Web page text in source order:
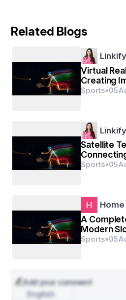
କେତେ ଦୁଃଖ ଅଶ୍ରୁ ନୟନୁ ଝରିବ,
କେତେ ନିନ୍ଦା ମିଳୁଥିବ,
ସମସ୍ତ ତ୍ରୁଟିର ଅନ୍ତ ଘଟିଯିବ,
ପୁଣି ସମ୍ମାନ ଫେରିବ।
ମୁଖରେ ରହିବ ଦେଶ ଜୟ ଧ୍ଵନି,
ହୃଦୟରେ ଦେଶ ପ୍ରେମ,
ସଂଘର୍ଷ ପାହାଚ ଚଢି ଚଢି କରି,
ହଟିଗଲା ମନୁ ଦୁଃଖ ବିଭାବରୀ,
Related Blogs
Virtual
Creating
Sports•05
Satellite
Through
Sports•05
A
Modern
Platforms
Sports•05
Add your comment
English